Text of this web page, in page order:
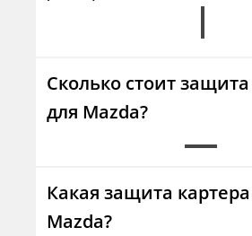
Сколько стоит
для Mazda?
Какая защита
Mazda?